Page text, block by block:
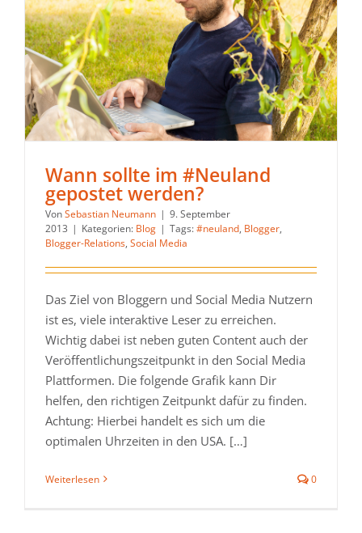
Wann sollte im #Neuland
gepostet werden?
VonSebastian Neumann | 9. September
2013 | Kategorien: Blog | Tags:#neuland, Blogger,
Blogger-Relations, Social Media
Das Ziel von Bloggern und Social Media Nutzern
ist es, viele interaktive Leser zu erreichen.
Wichtig dabei ist neben guten Content auch der
Veröffentlichungszeitpunkt in den Social Media
Plattformen. Die folgende Grafik kann Dir
helfen, den richtigen Zeitpunkt dafür zu finden.
Achtung: Hierbei handelt es sich um die
optimalen Uhrzeiten in den USA. […]
Weiterlesen 0